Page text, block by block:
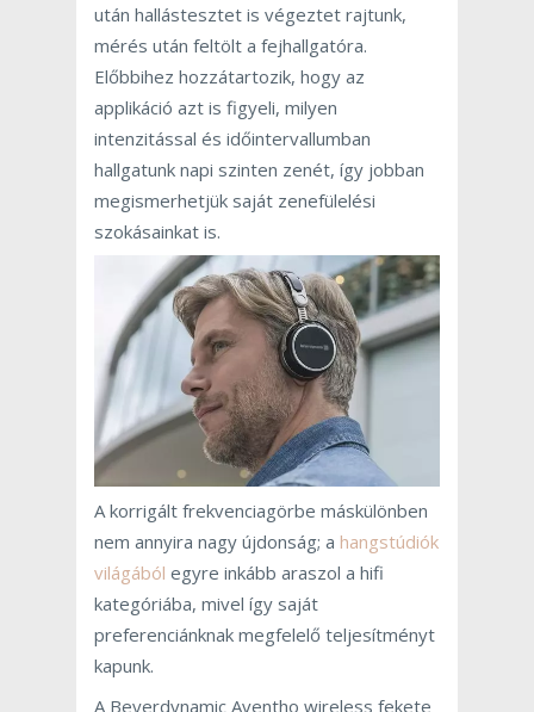
után hallástesztet is végeztet rajtunk,
mérés után feltölt a fejhallgatóra.
Előbbihez hozzátartozik, hogy az
applikáció azt is figyeli, milyen
intenzitással és időintervallumban
hallgatunk napi szinten zenét, így jobban
megismerhetjük saját zenefülelési
szokásainkat is.
A korrigált frekvenciagörbe máskülönben
nem annyira nagy újdonság; a hangstúdiók
világából egyre inkább araszol a hifi
kategóriába, mivel így saját
preferenciánknak megfelelő teljesítményt
kapunk.
A Beyerdynamic Aventho wireless fekete